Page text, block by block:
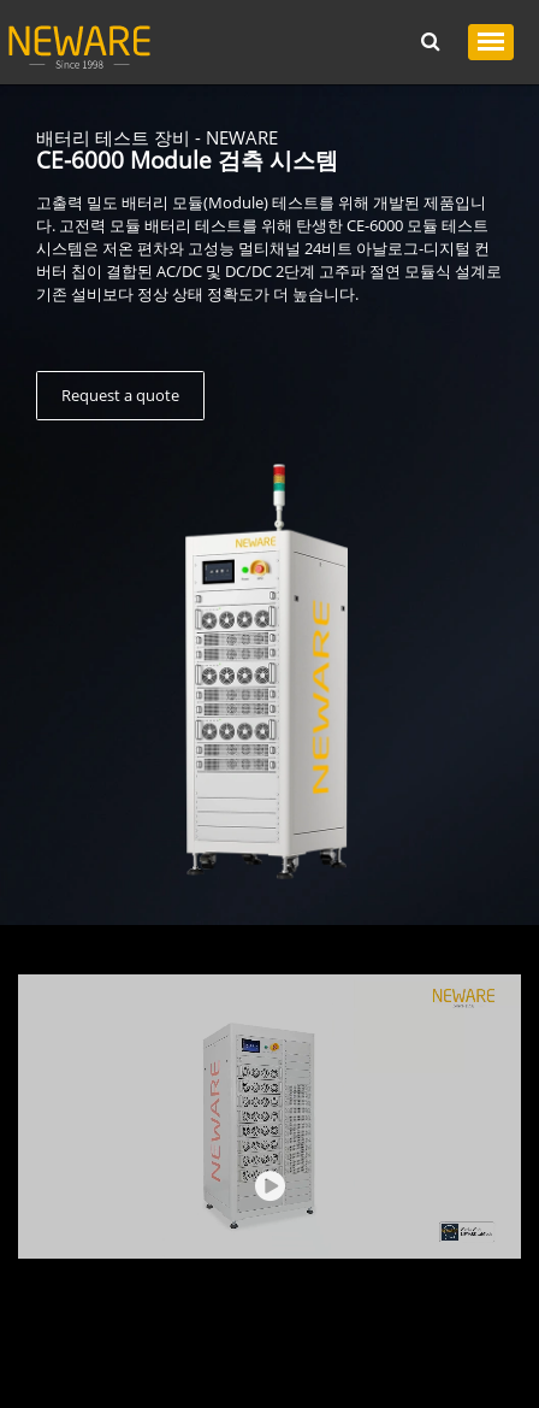
배터리 테스트 장비 - NEWARE
CE-6000 Module 검측 시스템
고출력 밀도 배터리 모듈(Module) 테스트를 위해 개발된 제품입니
다. 고전력 모듈 배터리 테스트를 위해 탄생한 CE-6000 모듈 테스트
시스템은 저온 편차와 고성능 멀티채널 24비트 아날로그-디지털 컨
버터 칩이 결합된 AC/DC 및 DC/DC 2단계 고주파 절연 모듈식 설계로
기존 설비보다 정상 상태 정확도가 더 높습니다.
Request a quote